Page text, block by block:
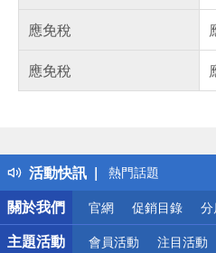
應免稅
應免稅
活動快訊
得獎公告
熱門話題
銀行優惠
偏遠地區配送
詐騙網頁！請小心
關於我們
官網 促銷目錄
主題活動 會員活動 注目活動